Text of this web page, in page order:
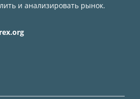
и анализировать рынок.